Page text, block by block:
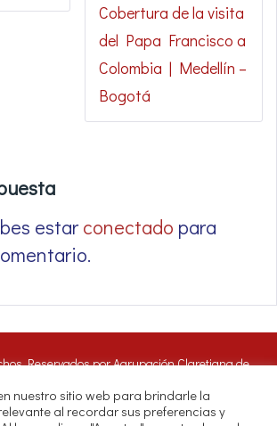
Cobertura de la visita
del Papa Francisco a
Colombia | Medellín –
Bogotá
estar conectado para
Reservados por Agrupación Claretiana de
citando las fuentes de RADIO CLARET
DIGITAL.
nuestro sitio web para brindarle la
al recordar sus preferencias y